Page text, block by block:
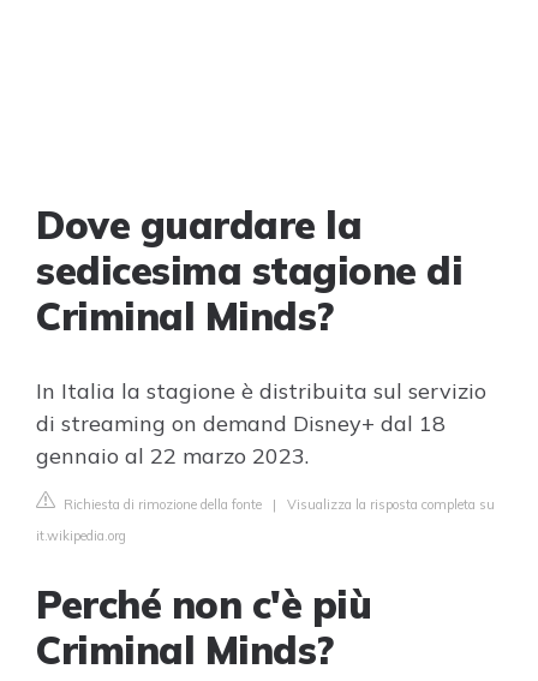
Dove guardare la
sedicesima stagione di
Criminal Minds?
In Italia la stagione è distribuita sul servizio
di streaming on demand Disney+ dal 18
gennaio al 22 marzo 2023.
Richiesta di rimozione della fonte | Visualizza la risposta completa su
it.wikipedia.org
Perché non c'è più
Criminal Minds?